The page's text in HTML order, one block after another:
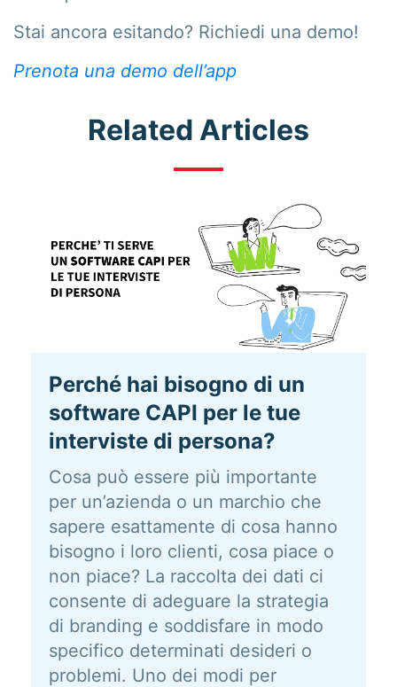
Stai ancora esitando? Richiedi una demo!
Prenota una demo dell’app
Related Articles
Perché hai bisogno di un
software CAPI per le tue
interviste di persona?
Cosa può essere più importante
per un’azienda o un marchio che
sapere esattamente di cosa hanno
bisogno i loro clienti, cosa piace o
non piace? La raccolta dei dati ci
consente di adeguare la strategia
di branding e soddisfare in modo
specifico determinati desideri o
problemi. Uno dei modi per